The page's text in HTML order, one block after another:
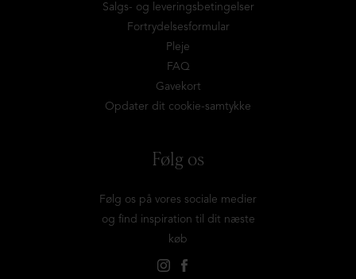
Salgs- og leveringsbetingelser
Fortrydelsesformular
Pleje
FAQ
Gavekort
Opdater dit cookie-samtykke
Følg os
Følg os på vores sociale medier
og find inspiration til dit næste
køb